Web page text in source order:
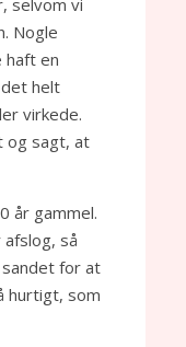
Nogle
haft en
helt
virkede.
og sagt, at
år gammel.
så
sandet for at
hurtigt, som